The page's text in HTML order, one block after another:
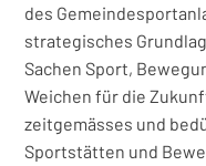
des
strategisches
Sachen Sport,
Weichen für die
zeitgemässes und
Sportstätten und